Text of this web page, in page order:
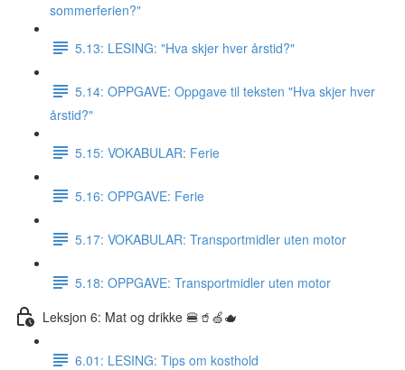
sommerferien?"
5.13: LESING: "Hva skjer hver årstid?"
5.14: OPPGAVE: Oppgave til teksten "Hva skjer hver
årstid?"
5.15: VOKABULAR: Ferie
5.16: OPPGAVE: Ferie
5.17: VOKABULAR: Transportmidler uten motor
5.18: OPPGAVE: Transportmidler uten motor
Leksjon 6: Mat og drikke 🍔🥤🍏🫖
6.01: LESING: Tips om kosthold